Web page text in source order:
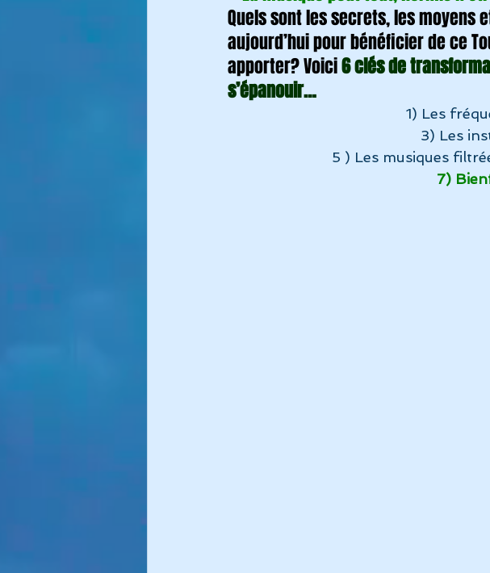
Quels sont les secrets, les moyens
aujourd’hui pour bénéficier de ce
apporter? Voici 6 clés de
s’épanouir…
1) Les
3) Les
5 ) Les musiques
7)